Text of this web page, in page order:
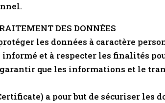
DES DONNÉES
les données à caractère
informé et à respecter les finalités
garantir que les informations et le
a pour but de sécuriser les